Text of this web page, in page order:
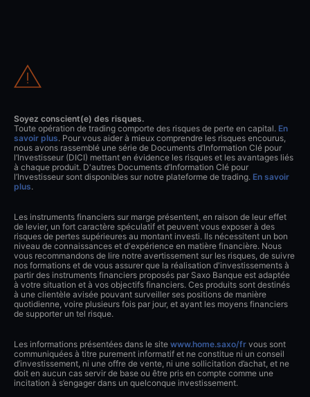
Soyez conscient(e) des risques.
Toute opération de trading comporte des risques de perte en capital. En
savoir plus. Pour vous aider à mieux comprendre les risques encourus,
nous avons rassemblé une série de Documents d’Information Clé pour
l’Investisseur (DICI) mettant en évidence les risques et les avantages liés
à chaque produit. D'autres Documents d’Information Clé pour
l’Investisseur sont disponibles sur notre plateforme de trading. En savoir
plus.
Les instruments financiers sur marge présentent, en raison de leur effet
de levier, un fort caractère spéculatif et peuvent vous exposer à des
risques de pertes supérieures au montant investi. Ils nécessitent un bon
niveau de connaissances et d'expérience en matière financière. Nous
vous recommandons de lire notre avertissement sur les risques, de suivre
nos formations et de vous assurer que la réalisation d'investissements à
partir des instruments financiers proposés par Saxo Banque est adaptée
à votre situation et à vos objectifs financiers. Ces produits sont destinés
à une clientèle avisée pouvant surveiller ses positions de manière
quotidienne, voire plusieurs fois par jour, et ayant les moyens financiers
de supporter un tel risque.
Les informations présentées dans le site www.home.saxo/fr vous sont
communiquées à titre purement informatif et ne constitue ni un conseil
d’investissement, ni une offre de vente, ni une sollicitation d’achat, et ne
doit en aucun cas servir de base ou être pris en compte comme une
incitation à s’engager dans un quelconque investissement.